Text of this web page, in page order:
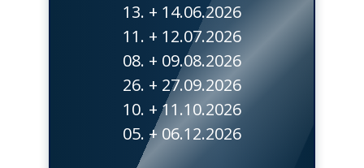
13. + 14.06.2026
11. + 12.07.2026
08. + 09.08.2026
26. + 27.09.2026
10. + 11.10.2026
05. + 06.12.2026